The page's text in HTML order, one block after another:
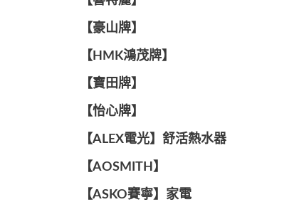
【豪山牌】
【HMK鴻茂牌】
【寶田牌】
️【怡心牌】️
️️【ALEX電光】舒活熱水器️️
【AOSMITH】
【ASKO賽寧】家電